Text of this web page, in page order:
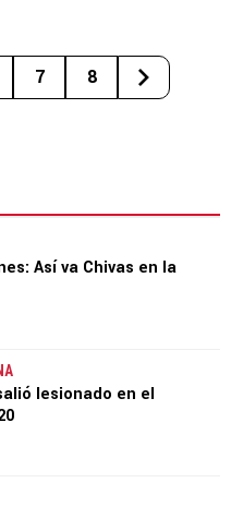
7 8
Así va Chivas en la
lesionado en el